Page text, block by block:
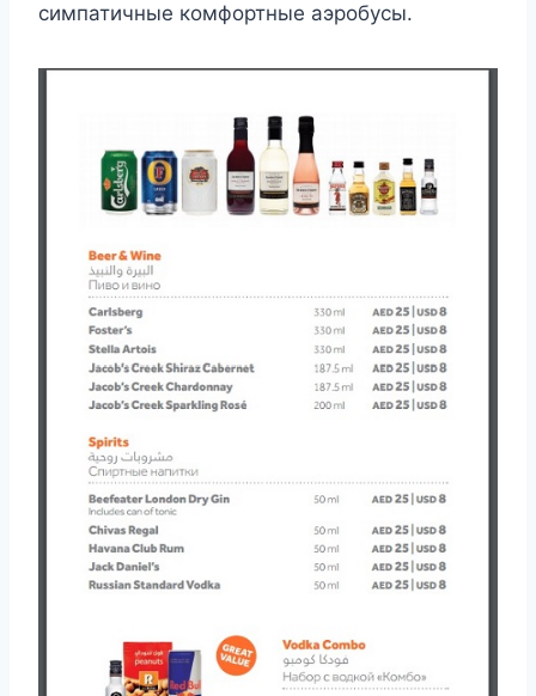
симпатичные комфортные аэробусы.